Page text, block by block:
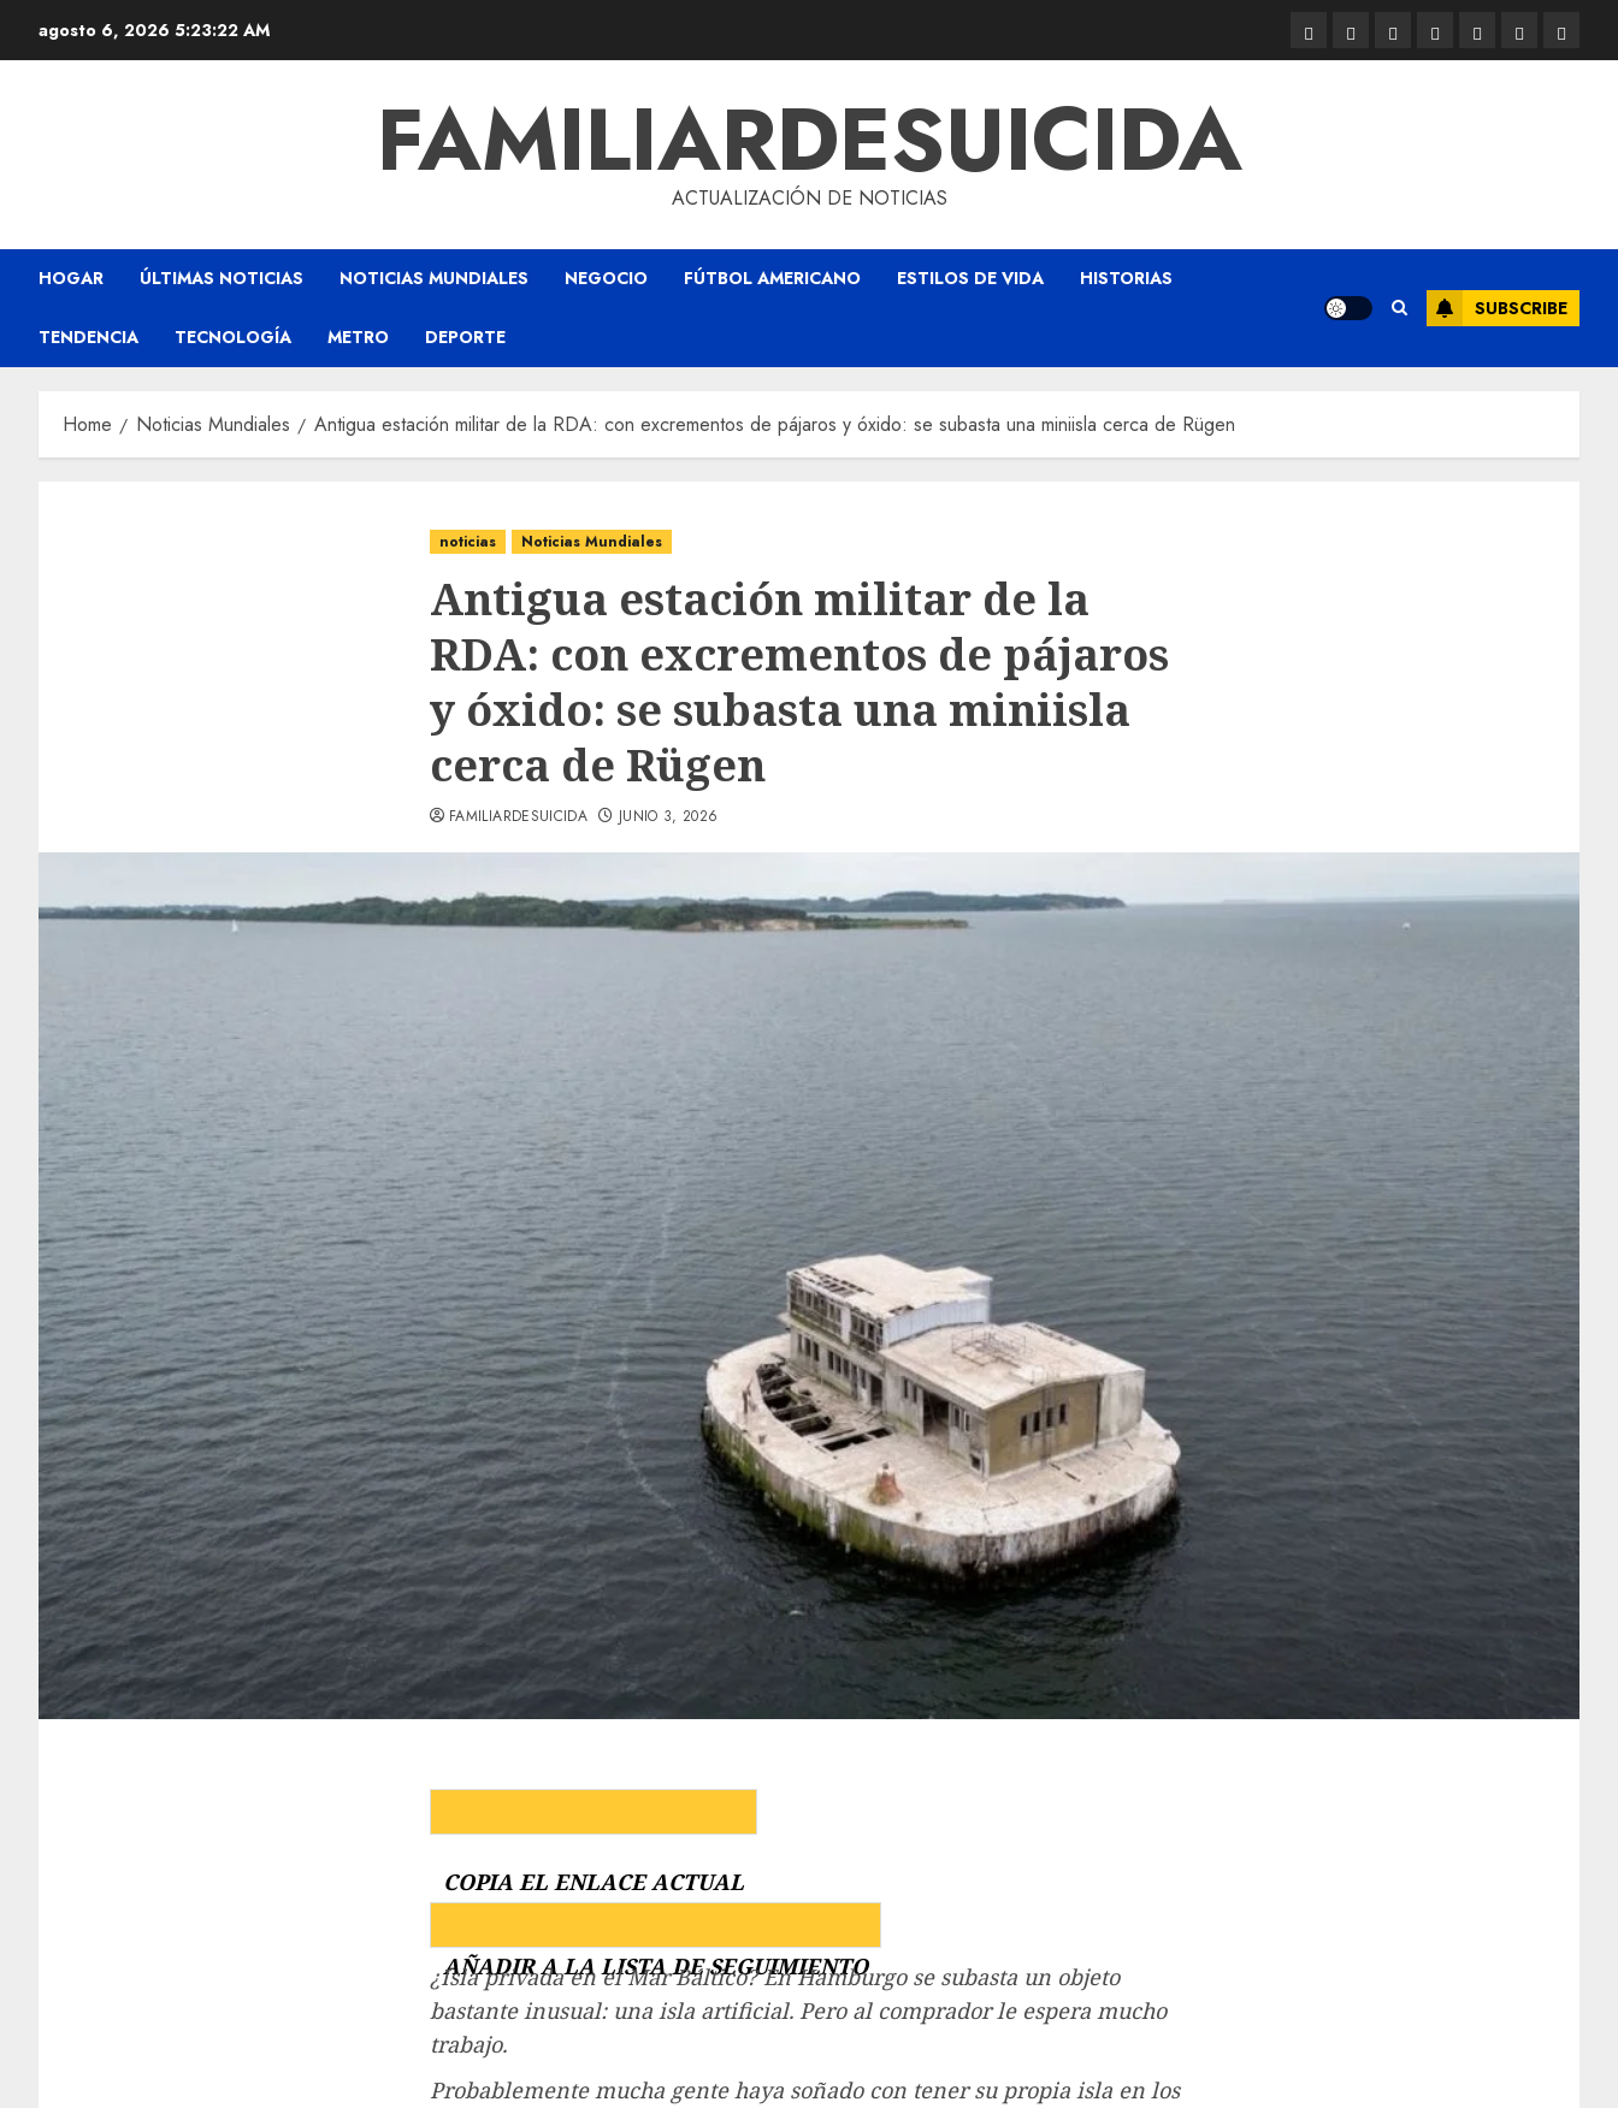
agosto 6, 2026 5:23:23 AM
FAMILIARDESUICIDA
ACTUALIZACIÓN DE NOTICIAS
HOGAR ÚLTIMAS NOTICIAS NOTICIAS MUNDIALES NEGOCIO FÚTBOL AMERICANO ESTILOS DE VIDA HISTORIAS
TENDENCIA TECNOLOGÍA METRO DEPORTE
SUBSCRIBE
Home Noticias Mundiales Antigua estación militar de la RDA: con excrementos de pájaros y óxido: se subasta una miniisla cerca de Rügen
noticias Noticias Mundiales
Antigua estación militar de la
RDA: con excrementos de pájaros
y óxido: se subasta una miniisla
cerca de Rügen
FAMILIARDESUICIDA JUNIO 3, 2026
COPIA EL ENLACE ACTUAL
AÑADIR A LA LISTA DE SEGUIMIENTO
¿Isla privada en el Mar Báltico? En Hamburgo se subasta un objeto
bastante inusual: una isla artificial. Pero al comprador le espera mucho
trabajo.
Probablemente mucha gente haya soñado con tener su propia isla en los